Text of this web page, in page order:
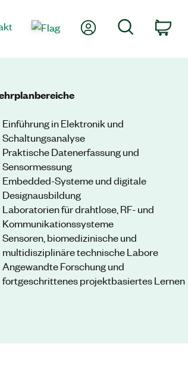
Mein KontoSuche
Einführung in Elektronik und
Schaltungsanalyse
Praktische Datenerfassung und
Sensormessung
Embedded-Systeme und digitale
Designausbildung
Laboratorien für drahtlose, RF- und
Kommunikationssysteme
Sensoren, biomedizinische und
multidisziplinäre technische Labore
Angewandte Forschung und
fortgeschrittenes projektbasiertes Lernen